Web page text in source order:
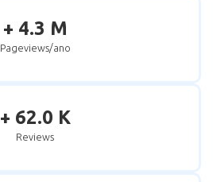
+ 4.3 M
Pageviews/ano
+ 62.0 K
Reviews